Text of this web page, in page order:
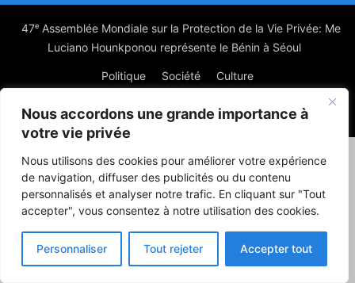
Nous accordons une grande importance à
votre vie privée
Nous utilisons des cookies pour améliorer votre expérience
de navigation, diffuser des publicités ou du contenu
personnalisés et analyser notre trafic. En cliquant sur "Tout
accepter", vous consentez à notre utilisation des cookies.
Personnaliser Tout rejeter Accepter tout
47ᵉ Assemblée Mondiale sur la Protection de la Vie Privée: Me
Luciano Hounkponou représente le Bénin à Séoul
Politique Société Culture
© Powered by digitXplus Francophone